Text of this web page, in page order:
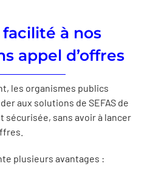
facilité à nos
appel d’offres
les organismes publics
aux solutions de SEFAS de
sécurisée, sans avoir à lancer
plusieurs avantages :